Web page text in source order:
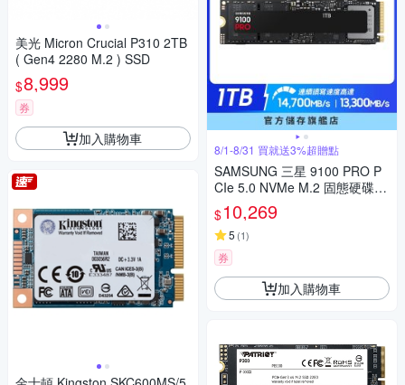
美光 Micron Crucial P310 2TB
( Gen4 2280 M.2 ) SSD
$8,999
券
加入購物車
8/1-8/31 買就送3%超贈點
SAMSUNG 三星 9100 PRO P
CIe 5.0 NVMe M.2 固態硬碟 1
TB
$10,269
5 (1)
券
加入購物車